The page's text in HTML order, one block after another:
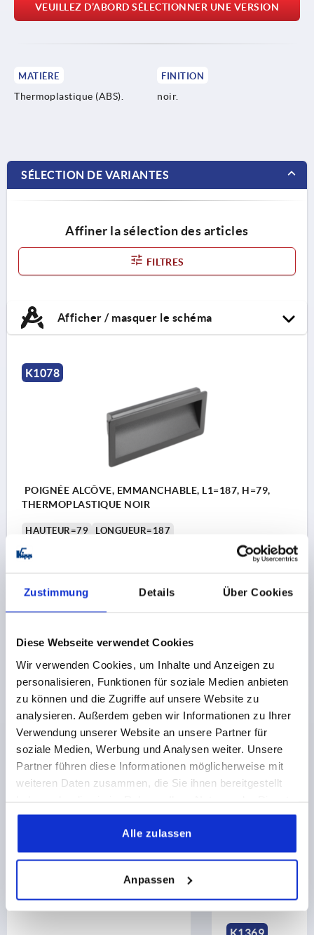
Zustimmung Details Über Cookies
Diese Webseite verwendet Cookies
Wir verwenden Cookies, um Inhalte und Anzeigen zu
personalisieren, Funktionen für soziale Medien anbieten
zu können und die Zugriffe auf unsere Website zu
analysieren. Außerdem geben wir Informationen zu Ihrer
Verwendung unserer Website an unsere Partner für
soziale Medien, Werbung und Analysen weiter. Unsere
Partner führen diese Informationen möglicherweise mit
weiteren Daten zusammen, die Sie ihnen bereitgestellt
gesammelt haben.
Alle zulassen
Anpassen
VEUILLEZ D’ABORD SÉLECTIONNER UNE VERSION
MATIÈRE
Thermoplastique (ABS).
FINITION
noir.
SÉLECTION DE VARIANTES
Affiner la sélection des articles
FILTRES
Afficher / masquer le schéma
K1078
POIGNÉE ALCÔVE, EMMANCHABLE, L1=187, H=79,
THERMOPLASTIQUE NOIR
HAUTEUR=79
LONGUEUR=187
MODÈLE 2=À EMMANCHER
T=22
K1078.1871
5,22 CHF
hors TVA
DÉTAILS DU PRODUIT
CAD
Découvrez notre gamme de produits